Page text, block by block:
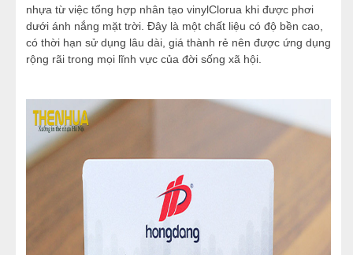
nhựa từ việc tổng hợp nhân tạo vinylClorua khi được phơi
dưới ánh nắng mặt trời. Đây là một chất liệu có độ bền cao,
có thời hạn sử dụng lâu dài, giá thành rẻ nên được ứng dụng
rộng rãi trong mọi lĩnh vực của đời sống xã hội.